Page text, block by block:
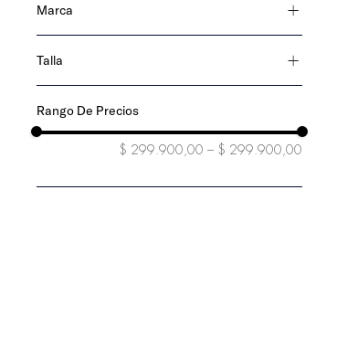
Marca
Tommy Hilfiger
Talla
L
$ 299.900,00 – $ 299.900,00